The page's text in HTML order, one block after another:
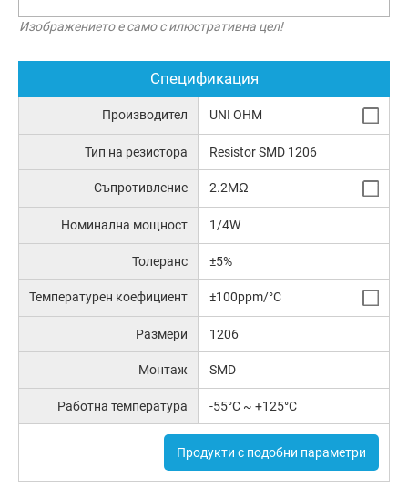
Изображението е само с илюстративна цел!
Спецификация
Производител UNI OHM
Тип на резистора Resistor SMD 1206
Съпротивление 2.2MΩ
Номинална мощност 1/4W
Толеранс ±5%
Температурен коефициент ±100ppm/°C
Размери 1206
Монтаж SMD
Работна температура -55°C ~ +125°C
Продукти с подобни параметри